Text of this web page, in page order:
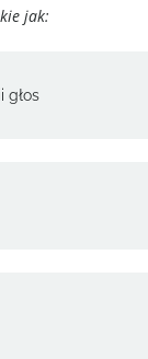
jak:
głos